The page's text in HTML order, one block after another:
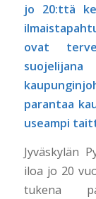
jo 20:ttä
ovat
parantaa
useampi
Jyväskylän
iloa jo 20
tukena